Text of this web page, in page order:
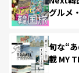
グルメ
旬な“
載 MY